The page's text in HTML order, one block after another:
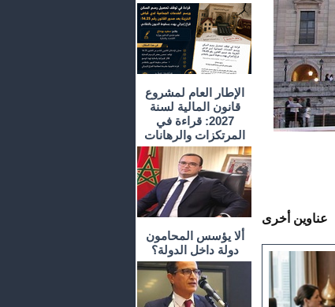
الإطار العام لمشروع
قانون المالية لسنة
2027: قراءة في
المرتكزات والرهانات
ألا يؤسس المحامون
دولة داخل الدولة؟
عناوين أخرى